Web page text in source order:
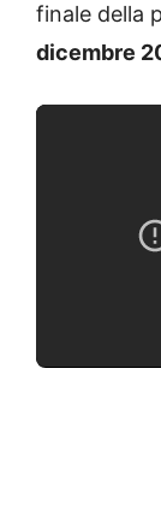
finale della
dicembre